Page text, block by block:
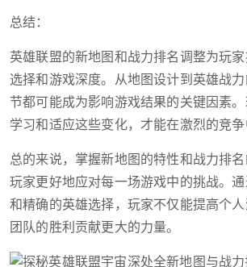
总结：
英雄联盟的新地图和战力排名调整为玩
选择和游戏深度。从地图设计到英雄战
节都可能成为影响游戏结果的关键因素
学习和适应这些变化，才能在激烈的竞争
总的来说，掌握新地图的特性和战力排
玩家更好地应对每一场游戏中的挑战。
和精确的英雄选择，玩家不仅能提高个
团队的胜利贡献更大的力量。